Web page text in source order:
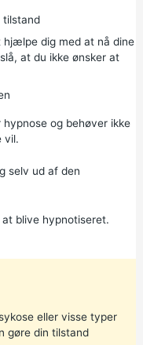
tilstand
dig med at nå dine
at du ikke ønsker at
og behøver ikke
vil.
selv ud af den
blive hypnotiseret.
eller visse typer
gøre din tilstand